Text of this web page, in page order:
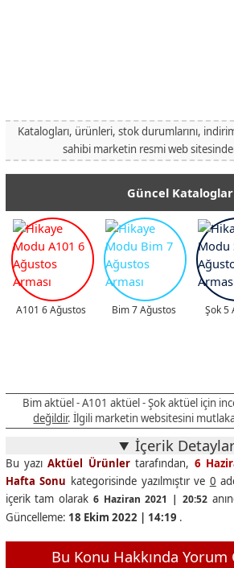
Katalogları, ürünleri, stok durumlarını,
sahibi marketin resmi web
Güncel Kataloglar
A101 6 Ağustos Bim 7 Ağustos Şok 5
Bim aktüel - A101 aktüel - Şok aktüel için
değildir. İlgili marketin websitesini
İçerik
Bu yazıAktüel Ürünlertarafından, 6
Hafta Sonu kategorisinde yazılmıştır ve 0
içerik tam olarak 6 Haziran 2021 | 20:52
Güncelleme: 18 Ekim 2022 | 14:19 .
Bu Konu Hakkında